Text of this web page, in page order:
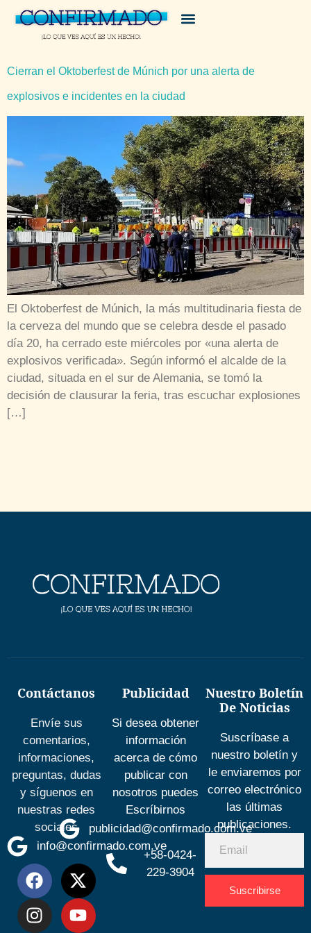
Cierran el Oktoberfest de Múnich por una alerta de
explosivos e incidentes en la ciudad
El Oktoberfest de Múnich, la más multitudinaria fiesta de
la cerveza del mundo que se celebra desde el pasado
día 20, ha cerrado este miércoles por «una alerta de
explosivos verificada». Según informó el alcalde de la
ciudad, situada en el sur de Alemania, se tomó la
decisión de clausurar la feria, tras escuchar explosiones
[…]
Contáctanos
Envíe sus
comentarios,
informaciones,
preguntas, dudas
y síguenos en
nuestras redes
sociales
info@confirmado.com.ve
Publicidad
Si desea obtener
información
acerca de cómo
publicar con
nosotros puedes
Escríbirnos
publicidad@confirmado.com.ve
+58-0424-
229-3904
Nuestro Boletín
De Noticias
Suscríbase a
nuestro boletín y
le enviaremos por
correo electrónico
las últimas
publicaciones.
Suscribirse